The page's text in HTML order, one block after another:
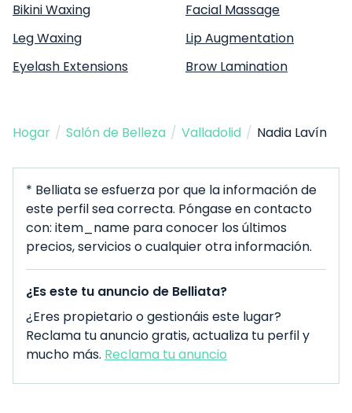
Bikini Waxing
Facial Massage
Leg Waxing
Lip Augmentation
Eyelash Extensions
Brow Lamination
Hogar / Salón de Belleza / Valladolid / Nadia Lavín
* Belliata se esfuerza por que la información de
este perfil sea correcta. Póngase en contacto
con: item_name para conocer los últimos
precios, servicios o cualquier otra información.
¿Es este tu anuncio de Belliata?
¿Eres propietario o gestionáis este lugar?
Reclama tu anuncio gratis, actualiza tu perfil y
mucho más. Reclama tu anuncio